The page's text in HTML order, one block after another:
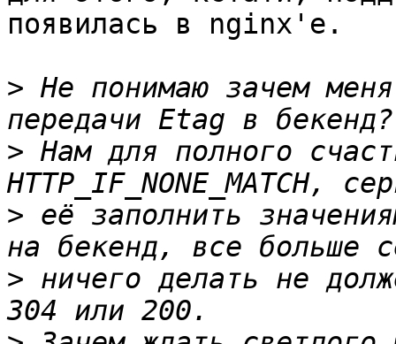
появилась в nginx'е.
> Не понимаю зачем
> Нам для полного
> её заполнить
> ничего делать не